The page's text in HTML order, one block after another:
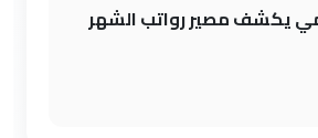
يكشف مصير رواتب الشهر